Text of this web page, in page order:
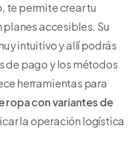
te permite crear tu
accesibles. Su
intuitivo y allí podrás
de pago y los métodos
herramientas para
ropa con variantes de
la operación logística